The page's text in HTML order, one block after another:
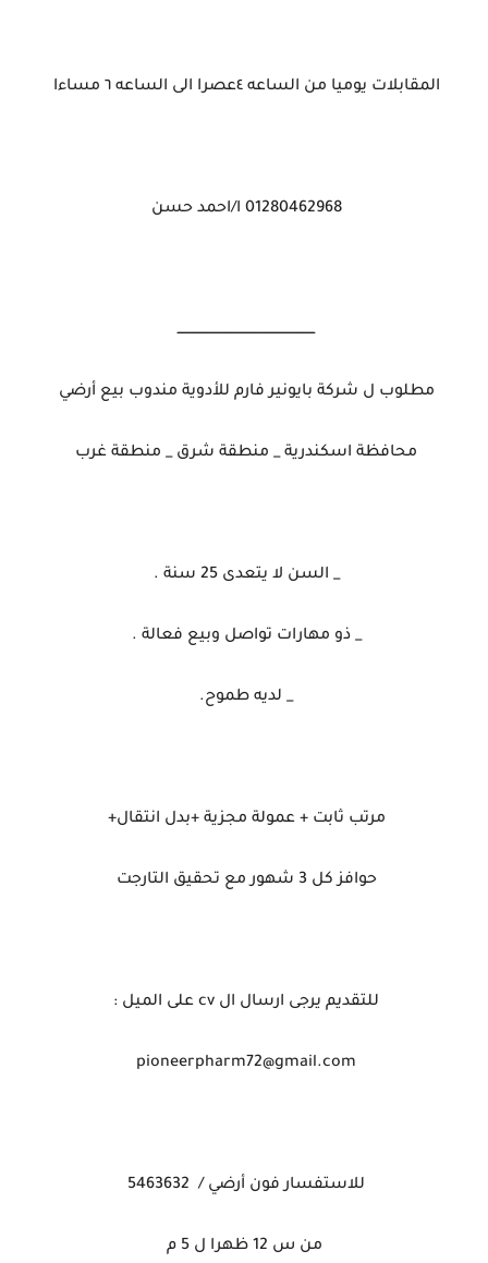
المقابلات يوميا من الساعه ٤عصرا الى الساعه ٦ مساءا
01280462968 ا/احمد حسن
ـــــــــــــــــــــــــــــــــــــــــــــــــــــــــــــــ
مطلوب ل شركة بايونير فارم للأدوية مندوب بيع أرضي
محافظة اسكندرية _ منطقة شرق _ منطقة غرب
_ السن لا يتعدى 25 سنة .
_ ذو مهارات تواصل وبيع فعالة .
_ لديه طموح.
مرتب ثابت + عمولة مجزية +بدل انتقال+
حوافز كل 3 شهور مع تحقيق التارجت
للتقديم يرجى ارسال ال cv على الميل :
pioneerpharm72@gmail.com
للاستفسار فون أرضي / 5463632
من س 12 ظهرا ل 5 م